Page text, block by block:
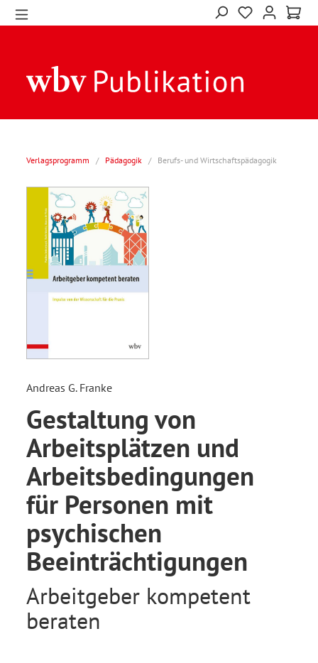
Verlagsprogramm / Pädagogik / Berufs- und Wirtschaftspädagogik
Andreas G. Franke
Gestaltung von
Arbeitsplätzen und
Arbeitsbedingungen
für Personen mit
psychischen
Beeinträchtigungen
Arbeitgeber kompetent
beraten